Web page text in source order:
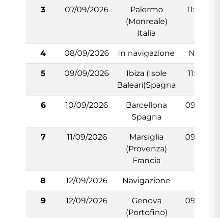
3 07/09/2026
Palermo
(Monreale)
Italia
11:00
4 08/09/2026 In navigazione N/:A
5 09/09/2026
Ibiza (Isole
Baleari)Spagna
11:30
6 10/09/2026
Barcellona
Spagna
09:00
7 11/09/2026
Marsiglia
(Provenza)
Francia
09:00
8 12/09/2026 Navigazione
9 12/09/2026
Genova
(Portofino)
09:00